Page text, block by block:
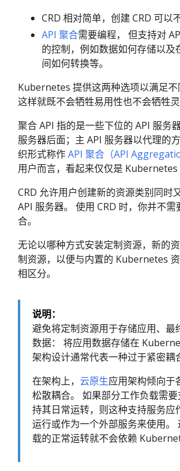
CRD 相对简单，创建 CRD 可以
API 聚合需要编程， 但支持对
的控制，例如数据如何存储以及
间如何转换等。
Kubernetes 提供这两种选项以满足不
这样就既不会牺牲易用性也不会牺牲灵
聚合 API 指的是一些下位的 API 服务
服务器后面；主 API 服务器以代理的
织形式称作API 聚合（API
用户而言，看起来仅仅是 Kubernetes
CRD 允许用户创建新的资源类别同时
API 服务器。 使用 CRD 时，你并不需
合。
无论以哪种方式安装定制资源，新的
制资源，以便与内置的 Kubernetes 资
相区分。
说明：
避免将定制资源用于存储应用、最
数据： 将应用数据存储在
架构设计通常代表一种过于紧密耦
在架构上， 云原生应用架构倾向于
松散耦合。 如果部分工作负载需
持其日常运转，则这种支持服务应
运行或作为一个外部服务来使用。
载的正常运转就不会依赖